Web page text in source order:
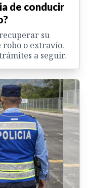
de conducir
su
robo o extravío.
a seguir.